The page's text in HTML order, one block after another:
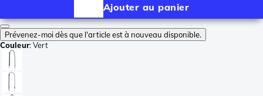
Ajouter au panier
Prévenez-moi dès que l'article est à nouveau disponible.
Couleur:Vert